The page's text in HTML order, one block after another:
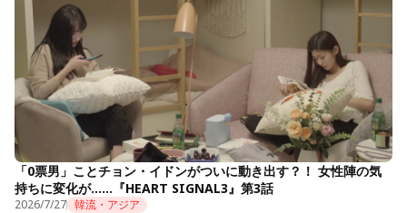
「0票男」ことチョン・イドンがついに動き出す？！ 女性陣の気
持ちに変化が……『HEART SIGNAL3』第3話
2026/7/27 韓流・アジア